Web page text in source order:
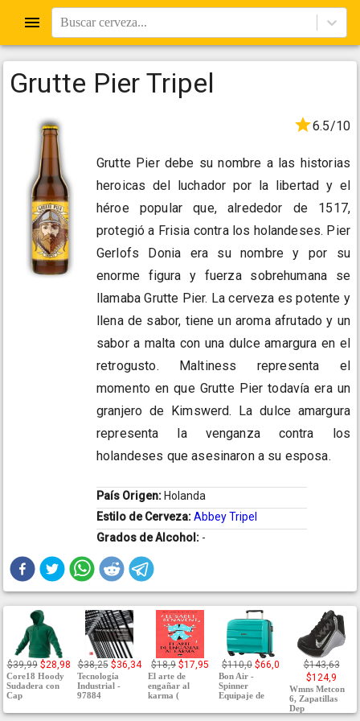
Buscar cerveza...
Grutte Pier Tripel
6.5/10
Grutte Pier debe su nombre a las historias
heroicas del luchador por la libertad y el
héroe popular que, alrededor de 1517,
protegió a Frisia contra los holandeses. Pier
Gerlofs Donia era su nombre y por su
enorme figura y fuerza sobrehumana se
llamaba Grutte Pier. La cerveza es potente y
llena de sabor, tiene un aroma afrutado y un
sabor a malta con una dulce amargura en el
retrogusto. Maltiness representa el
momento en que Grutte Pier todavía era un
granjero de Kimswerd. La dulce amargura
representa la venganza contra los
holandeses que asesinaron a su esposa.
País Origen: Holanda
Estilo de Cerveza:Abbey Tripel
Grados de Alcohol: -
$39,99 $28,98
Core18 Hoody
Sudadera con
Cap
$38,25 $36,34
Tecnología
Industrial -
97884
$18,9 $17,95
El arte de
engañar al
karma (
$110,0 $66,0
Bon Air -
Spinner
Equipaje de
$143,63
$124,9
Wmns Metcon
6, Zapatillas
Dep